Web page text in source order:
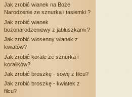
Jak zrobić wianek na Boże
Narodzenie ze sznurka i tasiemki ?
Jak zrobić wianek
bożonarodzeniowy z jabłuszkami ?
Jak zrobić wiosenny wianek z
kwiatów?
Jak zrobić korale ze sznurka i
koralików?
Jak zrobić broszkę - sowę z filcu?
Jak zrobić broszkę - kwiatek z
filcu?